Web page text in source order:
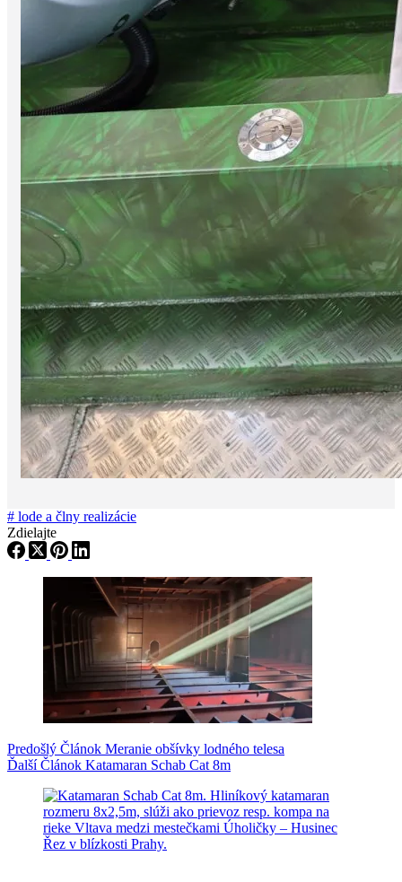
# lode a člny realizácie
Zdielajte
Predošlý Článok Meranie obšívky lodného telesa
ĎalšíČlánok Katamaran Schab Cat 8m